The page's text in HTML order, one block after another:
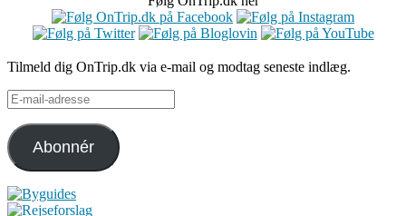
Tilmeld dig OnTrip.dk via e-mail og modtag seneste indlæg.
E-
mail-
adresse
Abonnér